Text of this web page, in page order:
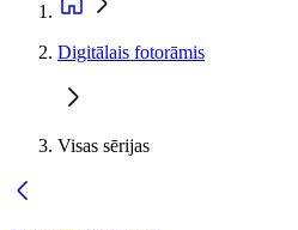
Digitālais fotorāmis
Visas sērijas